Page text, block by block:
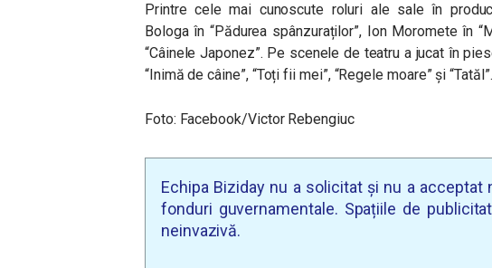
Printre cele mai cunoscute roluri ale sale în
Bologa în “Pădurea spânzuraților”, Ion Moromete în
“Câinele Japonez”. Pe scenele de teatru a jucat în
“Inimă de câine”, “Toți fii mei”, “Regele moare” și “Tatăl”.
Foto: Facebook/Victor Rebengiuc
Echipa Biziday nu a solicitat și nu a
fonduri guvernamentale. Spațiile de
neinvazivă.